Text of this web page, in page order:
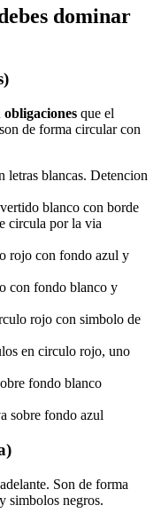
dominar
que el
de forma circular con
blancas. Detencion
blanco con borde
circula por la via
rojo con fondo azul y
con fondo blanco y
rojo con simbolo de
en circulo rojo, uno
fondo blanco
sobre fondo azul
adelante. Son de forma
y simbolos negros.